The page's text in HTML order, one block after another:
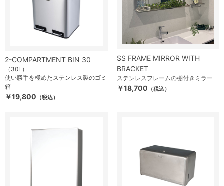
2-COMPARTMENT BIN 30
（30L）
使い勝手を極めたステンレス製のゴミ
箱
￥19,800 （税込）
SS FRAME MIRROR WITH
BRACKET
ステンレスフレームの棚付きミラー
￥18,700 （税込）